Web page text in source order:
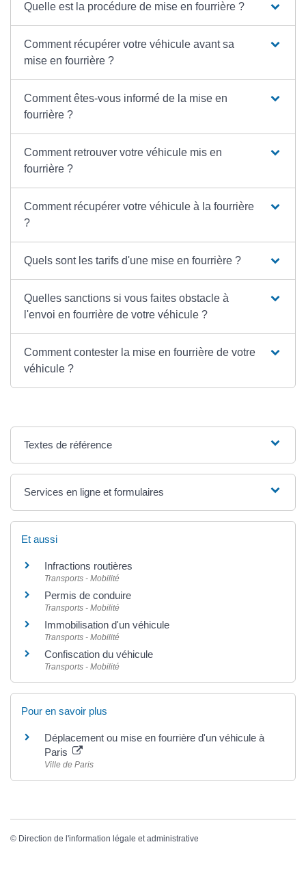
Quelle est la procédure de mise en fourrière ?
Comment récupérer votre véhicule avant sa
mise en fourrière ?
Comment êtes-vous informé de la mise en
fourrière ?
Comment retrouver votre véhicule mis en
fourrière ?
Comment récupérer votre véhicule à la fourrière
?
Quels sont les tarifs d'une mise en fourrière ?
Quelles sanctions si vous faites obstacle à
l'envoi en fourrière de votre véhicule ?
Comment contester la mise en fourrière de votre
véhicule ?
Textes de référence
Services en ligne et formulaires
Et aussi
Infractions routières
Transports - Mobilité
Permis de conduire
Transports - Mobilité
Immobilisation d'un véhicule
Transports - Mobilité
Confiscation du véhicule
Transports - Mobilité
Pour en savoir plus
Déplacement ou mise en fourrière d'un véhicule à
Paris
Ville de Paris
© Direction de l'information légale et administrative